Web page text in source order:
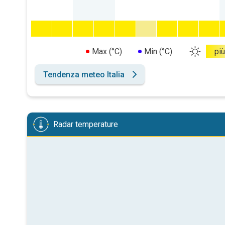
Max (°C) Min (°C) più
Tendenza meteo Italia
Radar temperature